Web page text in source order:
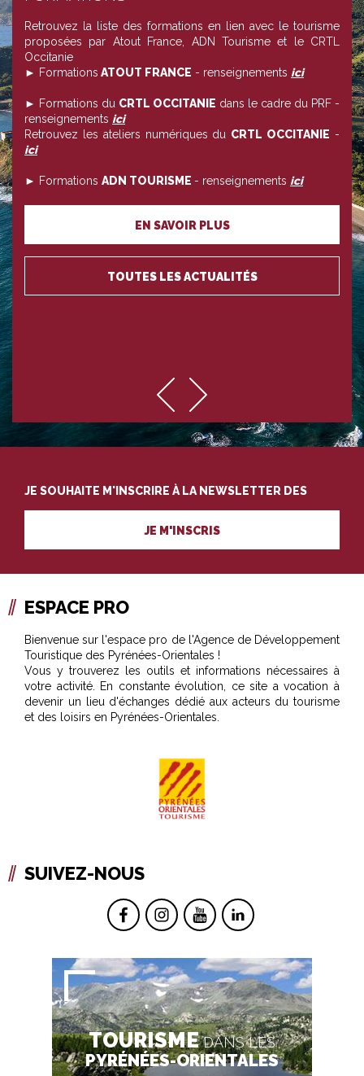
Retrouvez la liste des formations en lien avec le tourisme
proposées par Atout France, ADN Tourisme et le CRTL
Occitanie
► Formations ATOUT FRANCE - renseignements ici
► Formations du CRTL OCCITANIE dans le cadre du PRF -
renseignements ici
Retrouvez les ateliers numériques du CRTL OCCITANIE -
ici
► Formations ADN TOURISME - renseignements ici
EN SAVOIR PLUS
TOUTES LES ACTUALITÉS
JE SOUHAITE M'INSCRIRE À LA NEWSLETTER DES
PROFESSIONNELS DU TOURISME
JE M'INSCRIS
ESPACE PRO
Bienvenue sur l'espace pro de l'Agence de Développement
Touristique des Pyrénées-Orientales !
Vous y trouverez les outils et informations nécessaires à
votre activité. En constante évolution, ce site a vocation à
devenir un lieu d'échanges dédié aux acteurs du tourisme
et des loisirs en Pyrénées-Orientales.
SUIVEZ-NOUS
TOURISMEDANS LES
PYRÉNÉES-ORIENTALES